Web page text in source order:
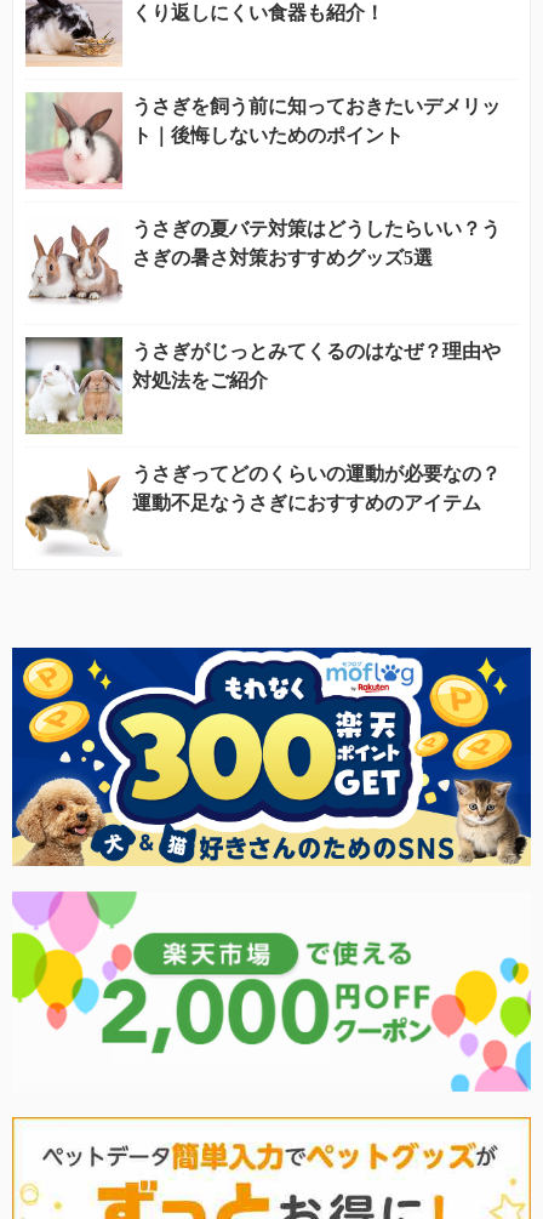
くり返しにくい食器も紹介！
うさぎを飼う前に知っておきたいデメリッ
ト｜後悔しないためのポイント
うさぎの夏バテ対策はどうしたらいい？う
さぎの暑さ対策おすすめグッズ5選
うさぎがじっとみてくるのはなぜ？理由や
対処法をご紹介
うさぎってどのくらいの運動が必要なの？
運動不足なうさぎにおすすめのアイテム